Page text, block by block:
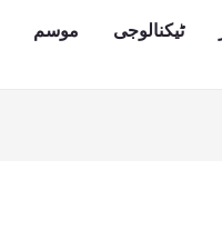
ٹیکنالوجی موسم